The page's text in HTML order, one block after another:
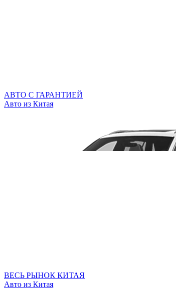
АВТО С ГАРАНТИЕЙ
Авто из Китая
ВЕСЬ РЫНОК КИТАЯ
Авто из Китая